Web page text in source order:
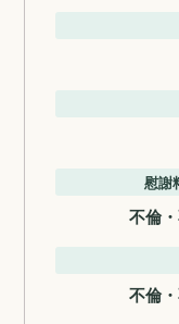
慰謝
不倫
不倫